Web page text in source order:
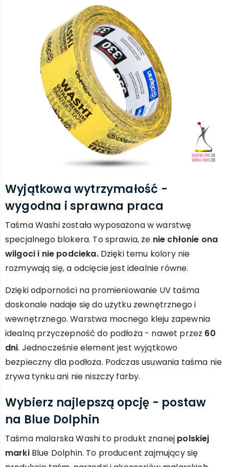
Wyjątkowa wytrzymałość -
wygodna i sprawna praca
Taśma Washi została wyposażona w warstwę
specjalnego blokera. To sprawia, że nie chłonie ona
wilgoci i nie podcieka.Dzięki temu kolory nie
rozmywają się, a odcięcie jest idealnie równe.
Dzięki odporności na promieniowanie UV taśma
doskonale nadaje się do użytku zewnętrznego i
wewnętrznego. Warstwa mocnego kleju zapewnia
idealną przyczepność do podłoża - nawet przez 60
dni. Jednocześnie element jest wyjątkowo
bezpieczny dla podłoża. Podczas usuwania taśma nie
zrywa tynku ani nie niszczy farby.
Wybierz najlepszą opcję - postaw
na Blue Dolphin
Taśma malarska Washi to produkt znanej polskiej
markiBlue Dolphin. To producent zajmujący się